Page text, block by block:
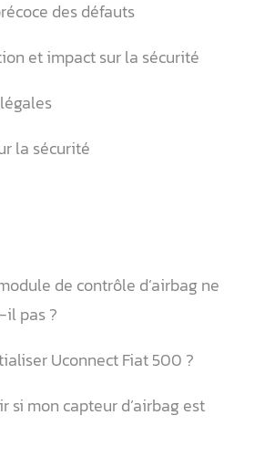
des défauts
et impact sur la sécurité
la sécurité
de contrôle d’airbag ne
pas ?
Uconnect Fiat 500 ?
si mon capteur d’airbag est